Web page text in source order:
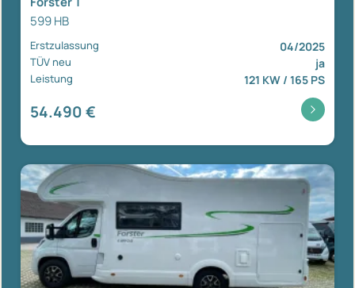
599 HB
Erstzulassung 04/2025
TÜV neu ja
Leistung 121 KW / 165 PS
54.490 €